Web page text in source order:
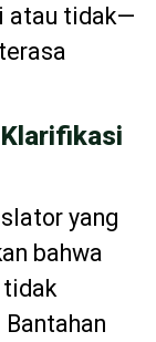
atau tidak—
yang
bahwa
tidak